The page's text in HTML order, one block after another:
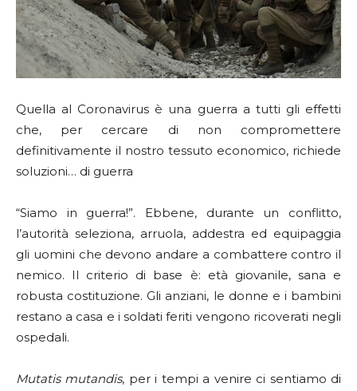
Quella al Coronavirus è una guerra a tutti gli effetti
che, per cercare di non compromettere
definitivamente il nostro tessuto economico, richiede
soluzioni… di guerra
“Siamo in guerra!”. Ebbene, durante un conflitto,
l’autorità seleziona, arruola, addestra ed equipaggia
gli uomini che devono andare a combattere contro il
nemico. Il criterio di base è: età giovanile, sana e
robusta costituzione. Gli anziani, le donne e i bambini
restano a casa e i soldati feriti vengono ricoverati negli
ospedali.
Mutatis mutandis, per i tempi a venire ci sentiamo di